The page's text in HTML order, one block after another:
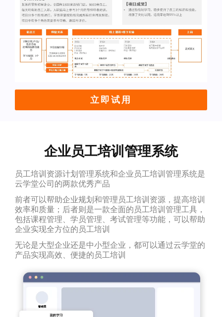
立即试用
企业员工培训管理系统
员工培训资源计划管理系统和企业员工培训管理系统是
云学堂公司的两款优秀产品
前者可以帮助企业规划和管理员工培训资源，提高培训
效率和质量；后者则是一款全面的员工培训管理工具，
包括课程管理、学员管理、考试管理等功能，可以帮助
企业实现全方位的员工培训
无论是大型企业还是中小型企业，都可以通过云学堂的
产品实现高效、便捷的员工培训